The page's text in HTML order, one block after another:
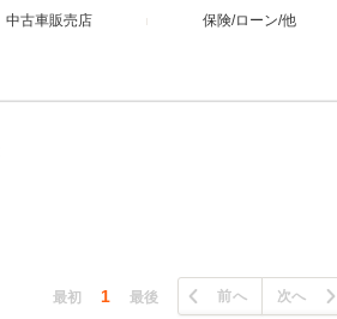
中古車販売店 保険/ローン/他
最初 1 最後 前へ 次へ